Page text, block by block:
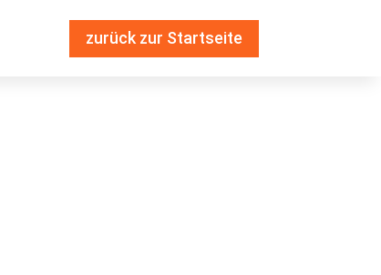
zurück zur Startseite